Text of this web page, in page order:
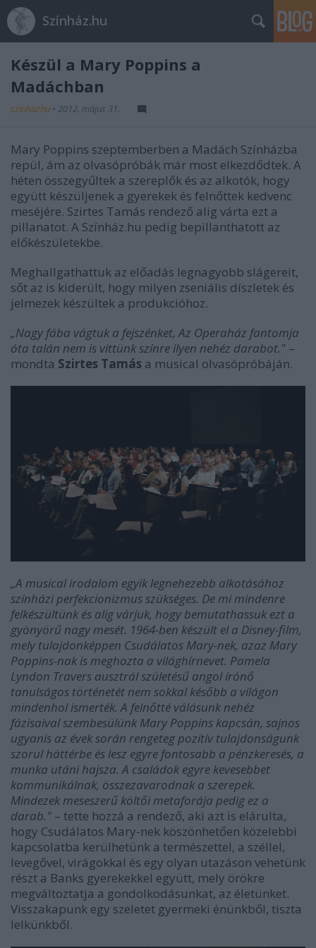
Színház.hu
Készül a Mary Poppins a
Madáchban
szinhazhu • 2012. május 31.
Mary Poppins szeptemberben a Madách Színházba
repül, ám az olvasópróbák már most elkezdődtek. A
héten összegyűltek a szereplők és az alkotók, hogy
együtt készüljenek a gyerekek és felnőttek kedvenc
meséjére. Szirtes Tamás rendező alig várta ezt a
pillanatot. A Színház.hu pedig bepillanthatott az
előkészületekbe.
Meghallgathattuk az előadás legnagyobb slágereit,
sőt az is kiderült, hogy milyen zseniális díszletek és
jelmezek készültek a produkcióhoz.
„Nagy fába vágtuk a fejszénket, Az Operaház fantomja
óta talán nem is vittünk színre ilyen nehéz darabot." –
mondta Szirtes Tamás a musical olvasópróbáján.
„A musical irodalom egyik legnehezebb alkotásához
színházi perfekcionizmus szükséges. De mi mindenre
felkészültünk és alig várjuk, hogy bemutathassuk ezt a
gyönyörű nagy mesét. 1964-ben készült el a Disney-film,
mely tulajdonképpen Csudálatos Mary-nek, azaz Mary
Poppins-nak is meghozta a világhírnevet. Pamela
Lyndon Travers ausztrál születésű angol írónő
tanulságos történetét nem sokkal később a világon
mindenhol ismerték. A felnőtté válásunk nehéz
fázisaival szembesülünk Mary Poppins kapcsán, sajnos
ugyanis az évek során rengeteg pozitív tulajdonságunk
szorul háttérbe és lesz egyre fontosabb a pénzkeresés, a
munka utáni hajsza. A családok egyre kevesebbet
kommunikálnak, összezavarodnak a szerepek.
Mindezek meseszerű költői metaforája pedig ez a
darab." – tette hozzá a rendező, aki azt is elárulta,
hogy Csudálatos Mary-nek köszönhetően közelebbi
kapcsolatba kerülhetünk a természettel, a széllel,
levegővel, virágokkal és egy olyan utazáson vehetünk
részt a Banks gyerekekkel együtt, mely örökre
megváltoztatja a gondolkodásunkat, az életünket.
Visszakapunk egy szeletet gyermeki énünkből, tiszta
lelkünkből.